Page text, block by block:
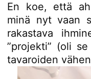
En koe, että
minä nyt vaan
rakastava
”projekti” (oli
tavaroiden